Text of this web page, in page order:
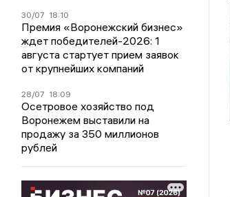
30/07 18:10
Премия «Воронежский бизнес»
ждет победителей-2026: 1
августа стартует прием заявок
от крупнейших компаний
28/07 18:09
Осетровое хозяйство под
Воронежем выставили на
продажу за 350 миллионов
рублей